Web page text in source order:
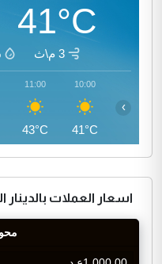
41°C
3 م\ث
10:00
41°C
11:00
43°C
›
اسعار العملات بالدينار